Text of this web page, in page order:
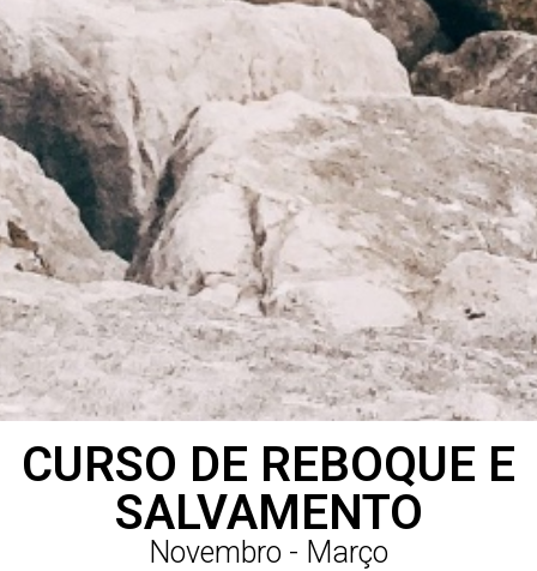
CURSO DE REBOQUE E
SALVAMENTO
Novembro - Março